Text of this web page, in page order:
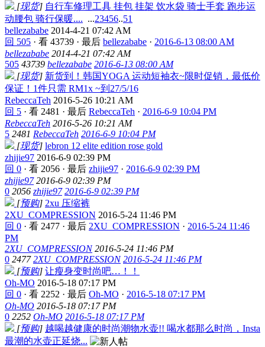
[现货] 自行车修理工具 挂包 挂架 饮水袋 骑士手套 跑步运
动腰包 骑行保暖.... ...23456..51
bellezababe 2014-4-21 07:42 AM
回 505 · 看 43739 · 最后 bellezababe · 2016-6-13 08:00 AM
bellezababe 2014-4-21 07:42 AM
505 43739 bellezababe 2016-6-13 08:00 AM
[现货] 新货到！韩国YOGA 运动短袖衣~限时促销，最低价
保证！1件只需 RM1x ~到27/5/16
RebeccaTeh 2016-5-26 10:21 AM
回 5 · 看 2481 · 最后 RebeccaTeh · 2016-6-9 10:04 PM
RebeccaTeh 2016-5-26 10:21 AM
5 2481 RebeccaTeh 2016-6-9 10:04 PM
[现货] lebron 12 elite edition rose gold
zhijie97 2016-6-9 02:39 PM
回 0 · 看 2056 · 最后 zhijie97 · 2016-6-9 02:39 PM
zhijie97 2016-6-9 02:39 PM
0 2056 zhijie97 2016-6-9 02:39 PM
[预购] 2xu 压缩裤
2XU_COMPRESSION 2016-5-24 11:46 PM
回 0 · 看 2477 · 最后 2XU_COMPRESSION · 2016-5-24 11:46
PM
2XU_COMPRESSION 2016-5-24 11:46 PM
0 2477 2XU_COMPRESSION 2016-5-24 11:46 PM
[预购] 让瘦身变时尚吧…！！
Oh-MO 2016-5-18 07:17 PM
回 0 · 看 2252 · 最后 Oh-MO · 2016-5-18 07:17 PM
Oh-MO 2016-5-18 07:17 PM
0 2252 Oh-MO 2016-5-18 07:17 PM
[预购] 越喝越健康的时尚潮物水壶!! 喝水都那么时尚，Insta
最潮的水壶正延烧...